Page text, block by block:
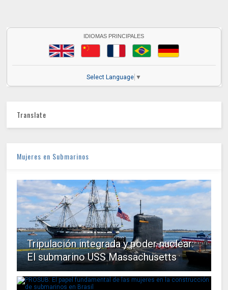
IDIOMAS PRINCIPALES
Select Language ▼
Translate
Mujeres en Submarinos
Tripulación integrada y poder nuclear:
El submarino USS Massachusetts